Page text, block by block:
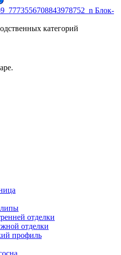
Блок-
категорий
липы
отделки
отделки
профиль